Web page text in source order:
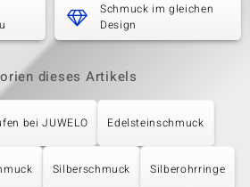
Schmuck im gleichen
Design
dieses Artikels
bei JUWELO Edelsteinschmuck
Silberschmuck Silberohrringe